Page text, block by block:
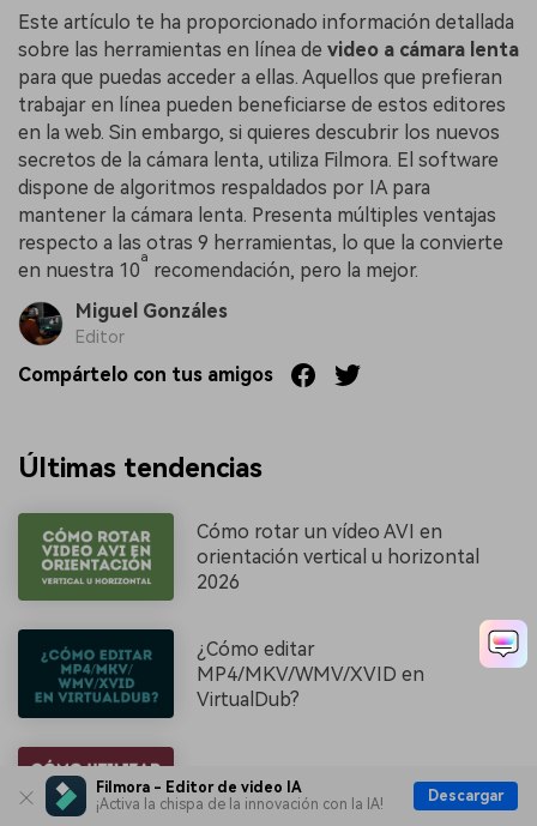
Filmora - Editor de video IA
¡Activa la chispa de la innovación con la IA!
Descargar
󠀰Este artículo te ha proporcionado información detallada
sobre las herramientas en línea de video a cámara lenta
para que puedas acceder a ellas.󠀲󠀡󠀤󠀢󠀩󠀥󠀤󠀥󠀦󠀳󠀰 Aquellos que prefieran
trabajar en línea pueden beneficiarse de estos editores
en la web. Sin embargo, si quieres descubrir los nuevos
secretos de la cámara lenta, utiliza Filmora. El software
dispone de algoritmos respaldados por IA para
mantener la cámara lenta. Presenta múltiples ventajas
respecto a las otras 9 herramientas, lo que la convierte
en nuestra 10ª recomendación, pero la mejor.
Miguel Gonzáles
Editor
Compártelo con tus amigos
Últimas tendencias
Cómo rotar un vídeo AVI en
orientación vertical u horizontal
2026
¿Cómo editar
MP4/MKV/WMV/XVID en
VirtualDub?
Cómo hacer un vídeo con pantalla
verde o chroma key en iMovie